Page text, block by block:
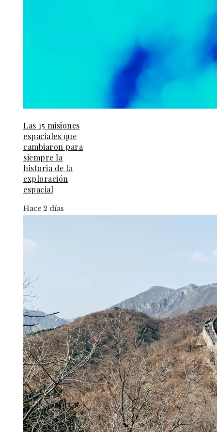
Las 15 misiones
espaciales que
cambiaron para
siempre la
historia de la
exploración
espacial
Hace 2 días